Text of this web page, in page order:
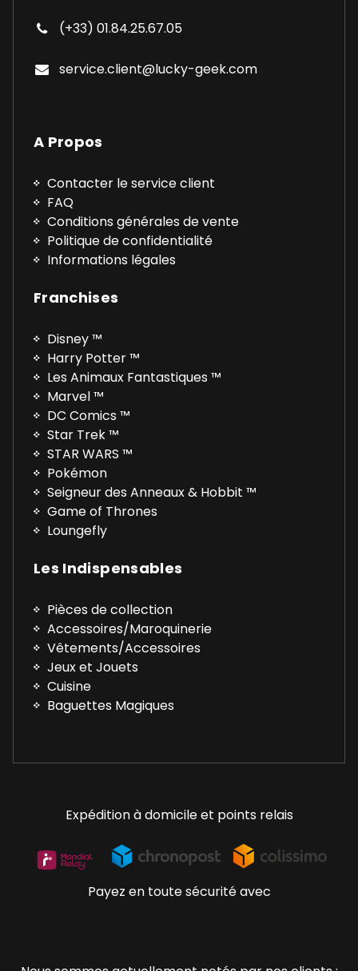
(+33) 01.84.25.67.05
service.client@lucky-geek.com
A Propos
Contacter le service client
FAQ
Conditions générales de vente
Politique de confidentialité
Informations légales
Franchises
Disney ™
Harry Potter ™
Les Animaux Fantastiques ™
Marvel ™
DC Comics ™
Star Trek ™
STAR WARS ™
Pokémon
Seigneur des Anneaux & Hobbit ™
Game of Thrones
Loungefly
Les Indispensables
Pièces de collection
Accessoires/Maroquinerie
Vêtements/Accessoires
Jeux et Jouets
Cuisine
Baguettes Magiques
Expédition à domicile et points relais
Payez en toute sécurité avec